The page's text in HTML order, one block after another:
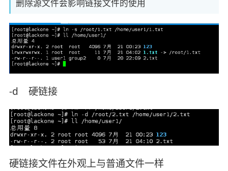
删除源文件会影响链接文件的使用
-d 硬链接
硬链接文件在外观上与普通文件一样